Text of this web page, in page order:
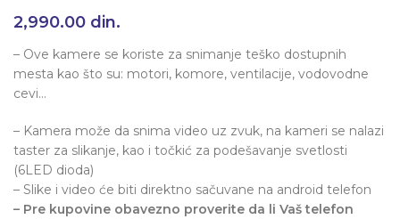
2,990.00 din.
– Ove kamere se koriste za snimanje teško dostupnih
mesta kao što su: motori, komore, ventilacije, vodovodne
cevi…
– Kamera može da snima video uz zvuk, na kameri se nalazi
taster za slikanje, kao i točkić za podešavanje svetlosti
(6LED dioda)
– Slike i video će biti direktno sačuvane na android telefon
– Pre kupovine obavezno proverite da li Vaš telefon